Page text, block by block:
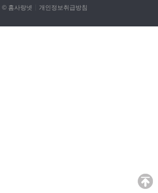
© 홈사랑넷 개인정보취급방침